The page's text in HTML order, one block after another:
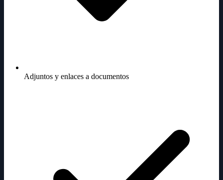
Adjuntos y enlaces a documentos